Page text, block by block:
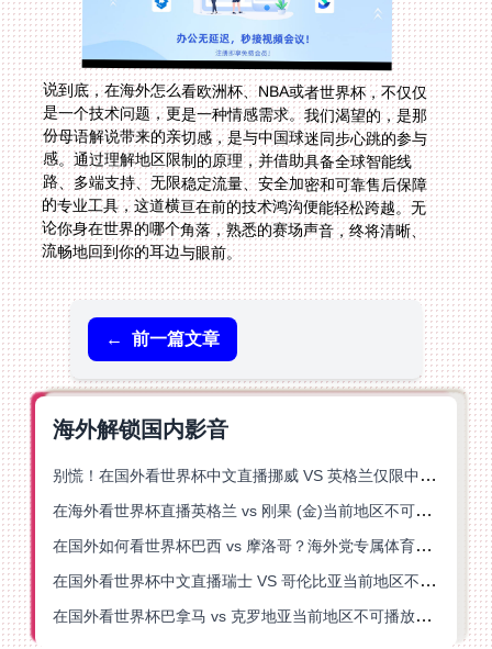
说到底，在海外怎么看欧洲杯、NBA或者世界杯，不仅仅
是一个技术问题，更是一种情感需求。我们渴望的，是那
份母语解说带来的亲切感，是与中国球迷同步心跳的参与
感。通过理解地区限制的原理，并借助具备全球智能线
路、多端支持、无限稳定流量、安全加密和可靠售后保障
的专业工具，这道横亘在前的技术鸿沟便能轻松跨越。无
论你身在世界的哪个角落，熟悉的赛场声音，终将清晰、
流畅地回到你的耳边与眼前。
← 前一篇文章
海外解锁国内影音
别慌！在国外看世界杯中文直播挪威 VS 英格兰仅限中国大陆？这篇指南帮你搞定
在海外看世界杯直播英格兰 vs 刚果 (金)当前地区不可播放？这篇指南帮你突破所有限制
在国外如何看世界杯巴西 vs 摩洛哥？海外党专属体育观赛指南来了
在国外看世界杯中文直播瑞士 VS 哥伦比亚当前地区不可播放？这篇指南帮你搞定
在国外看世界杯巴拿马 vs 克罗地亚当前地区不可播放？这篇指南帮你轻松解决海外体育直播难题